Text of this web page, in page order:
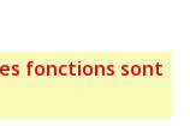
fonctions sont